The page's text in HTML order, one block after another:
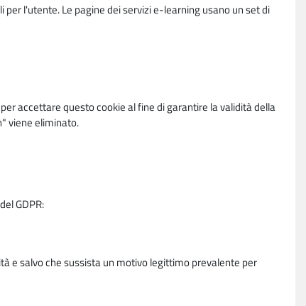
l'utente. Le pagine dei servizi e-learning usano un set di
accettare questo cookie al fine di garantire la validità della
viene eliminato.
GDPR:
e salvo che sussista un motivo legittimo prevalente per